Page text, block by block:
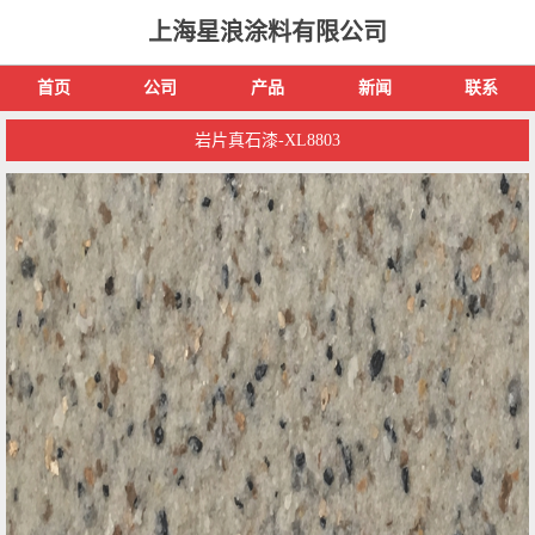
上海星浪涂料有限公司
首页 公司 产品 新闻 联系
岩片真石漆-XL8803